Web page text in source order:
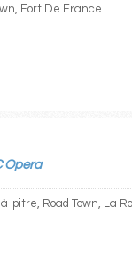
Fort De France
Opera
pitre, Road Town, La